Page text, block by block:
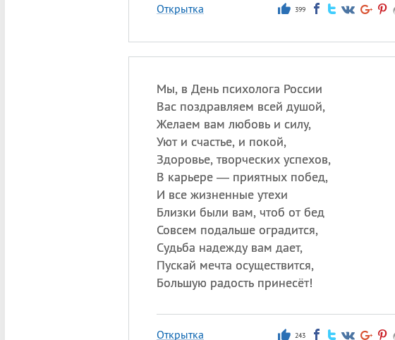
Открытка 399
Мы, в День психолога России
Вас поздравляем всей душой,
Желаем вам любовь и силу,
Уют и счастье, и покой,
Здоровье, творческих успехов,
В карьере — приятных побед,
И все жизненные утехи
Близки были вам, чтоб от бед
Совсем подальше оградится,
Судьба надежду вам дает,
Пускай мечта осуществится,
Большую радость принесёт!
Открытка 243